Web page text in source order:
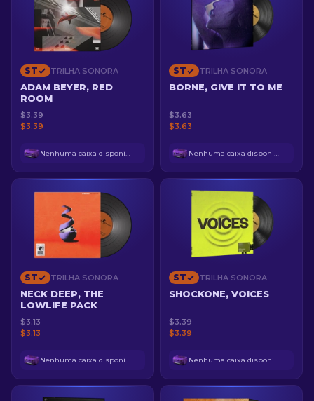
ST TRILHA SONORA
ADAM BEYER, RED
ROOM
$3.39
$3.39
Nenhuma caixa disponível
ST TRILHA SONORA
BORNE, GIVE IT TO ME
$3.63
$3.63
Nenhuma caixa disponível
ST TRILHA SONORA
NECK DEEP, THE
LOWLIFE PACK
$3.13
$3.13
Nenhuma caixa disponível
ST TRILHA SONORA
SHOCKONE, VOICES
$3.39
$3.39
Nenhuma caixa disponível